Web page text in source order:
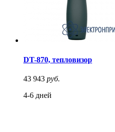
DT-870, тепловизор
43 943 руб.
4-6 дней